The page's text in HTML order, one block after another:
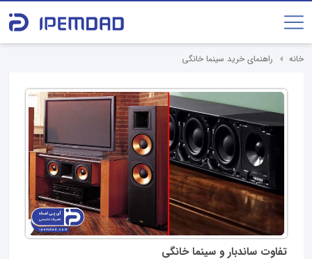
خانه راهنمای خرید سینما خانگی
تفاوت ساندبار و سینما خانگی